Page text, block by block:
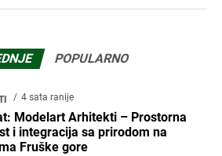
POPULARNO
4 sata ranije
Modelart Arhitekti – Prostorna
i integracija sa prirodom na
Fruške gore